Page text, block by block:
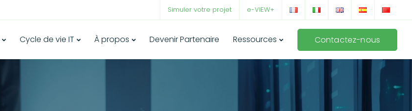
Simuler votre projet e-VIEW+
Cycle de vie IT À propos Devenir Partenaire Ressources Contactez-nous